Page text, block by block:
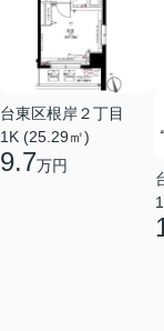
台東区根岸２丁目
1K (25.29㎡)
9.7万円